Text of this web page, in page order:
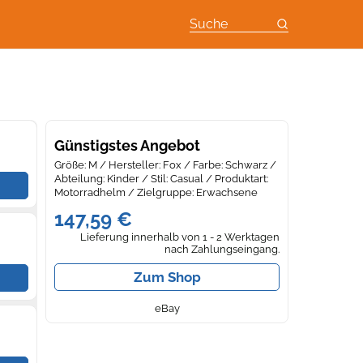
Suche
Günstigstes Angebot
Größe: M / Hersteller: Fox / Farbe: Schwarz /
Abteilung: Kinder / Stil: Casual / Produktart:
Motorradhelm / Zielgruppe: Erwachsene
147,59 €
Lieferung innerhalb von 1 - 2 Werktagen
nach Zahlungseingang.
Zum Shop
eBay